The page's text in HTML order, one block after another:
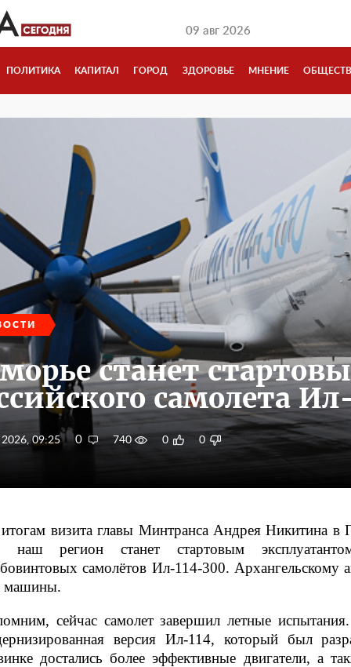
09 авг 2026
ПОЛИТИКА КАПИТАЛ ГОРОД ЗДОРОВЬЕ МНЕНИЕ
станет
самолета
09:25 0 740 0 0
визита главы Минтранса Андрея Никитина в
наш регион станет стартовым
самолётов Ил-114-300. Архангельскому
машины.
сейчас самолет завершил летные
версия Ил-114, который был
достались более эффективные двигатели, а